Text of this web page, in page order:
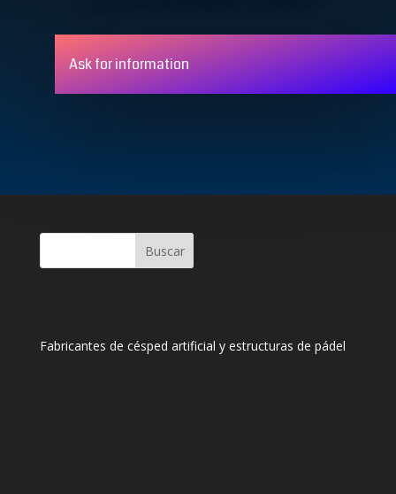
Ask for information
Buscar
Fabricantes de césped artificial y estructuras de pádel